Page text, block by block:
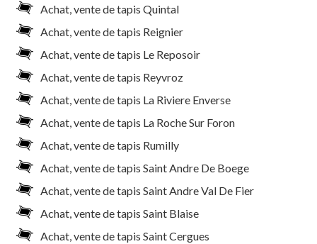
Achat, vente de tapis Quintal
Achat, vente de tapis Reignier
Achat, vente de tapis Le Reposoir
Achat, vente de tapis Reyvroz
Achat, vente de tapis La Riviere Enverse
Achat, vente de tapis La Roche Sur Foron
Achat, vente de tapis Rumilly
Achat, vente de tapis Saint Andre De Boege
Achat, vente de tapis Saint Andre Val De Fier
Achat, vente de tapis Saint Blaise
Achat, vente de tapis Saint Cergues